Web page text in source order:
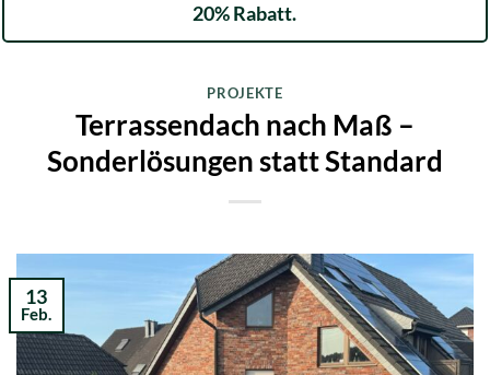
20% Rabatt.
PROJEKTE
Terrassendach nach Maß –
Sonderlösungen statt Standard
13
Feb.